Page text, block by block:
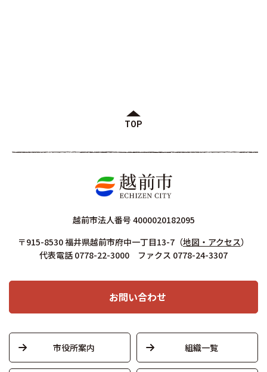
TOP
越前市法人番号 4000020182095
〒915-8530 福井県越前市府中一丁目13-7 （地図・アクセス）
代表電話 0778-22-3000 ファクス 0778-24-3307
お問い合わせ
市役所案内 組織一覧